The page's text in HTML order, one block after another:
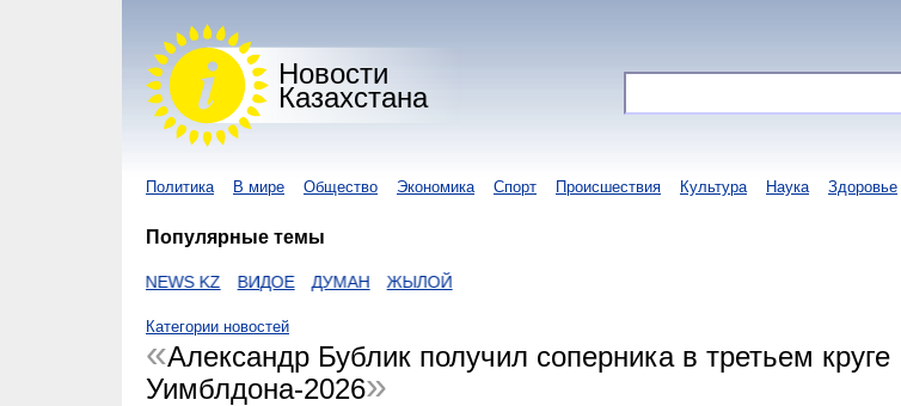
Новости
Казахстана
Политика В мире Общество Экономика Спорт Происшествия Культура Наука Здоровье
Популярные темы
I-NEWS KZ ВИДОЕ ДУМАН ЖЫЛОЙ
Категории новостей
Александр Бублик получил соперника в третьем круге
Уимблдона-2026